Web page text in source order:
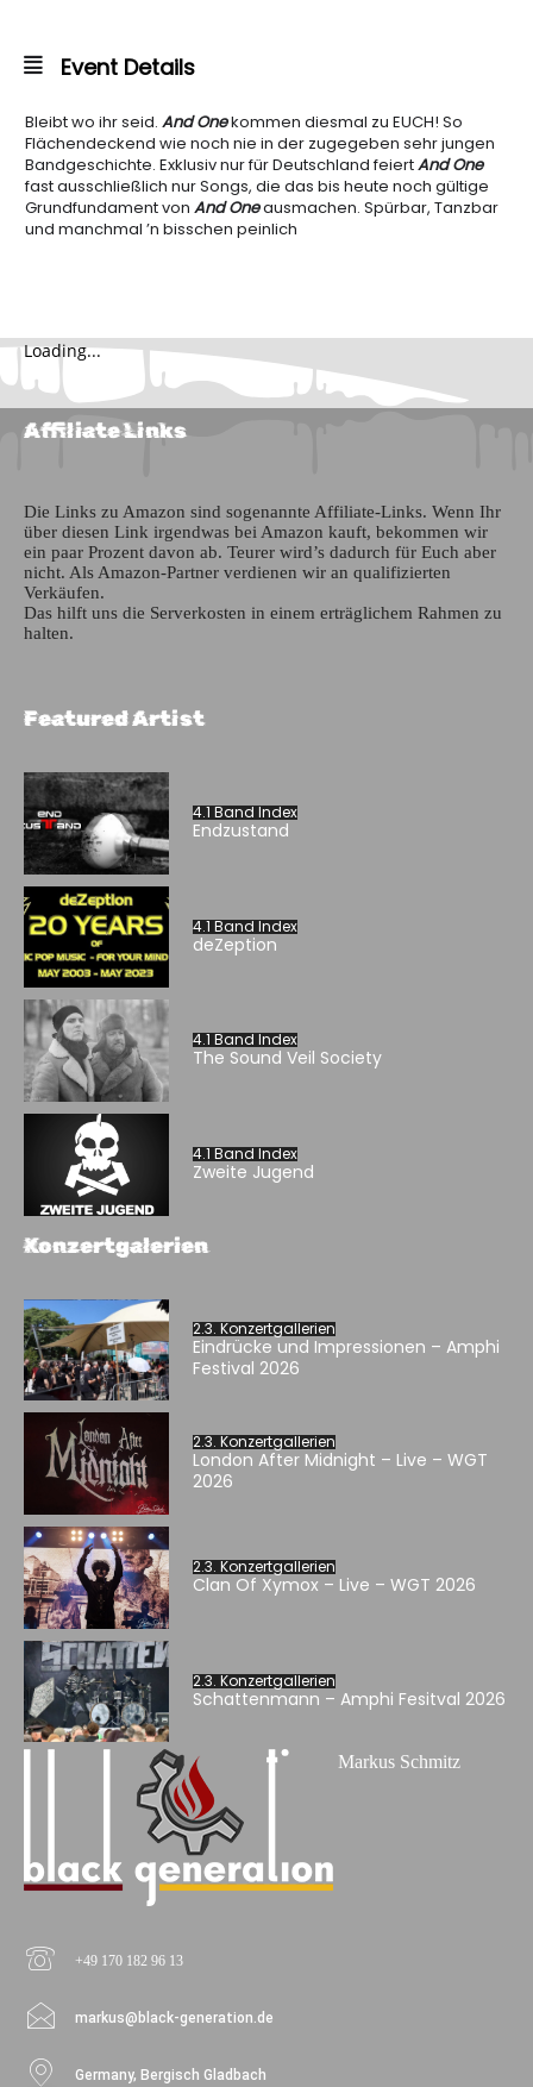
Event Details
Bleibt wo ihr seid. And Onekommen diesmal zu EUCH! So
Flächendeckend wie noch nie in der zugegeben sehr jungen
Bandgeschichte. Exklusiv nur für Deutschland feiertAnd One
fast ausschließlich nur Songs, die das bis heute noch gültige
Grundfundament von And Oneausmachen. Spürbar, Tanzbar
und manchmal ’n bisschen peinlich
Loading...
Affiliate Links
Die Links zu Amazon sind sogenannte Affiliate-Links. Wenn Ihr
über diesen Link irgendwas bei Amazon kauft, bekommen wir
ein paar Prozent davon ab. Teurer wird’s dadurch für Euch aber
nicht. Als Amazon-Partner verdienen wir an qualifizierten
Verkäufen.
Das hilft uns die Serverkosten in einem erträglichem Rahmen zu
halten.
Featured Artist
4.1 Band Index
Endzustand
4.1 Band Index
deZeption
4.1 Band Index
The Sound Veil Society
4.1 Band Index
Zweite Jugend
Konzertgalerien
2.3. Konzertgallerien
Eindrücke und Impressionen – Amphi
Festival 2026
2.3. Konzertgallerien
London After Midnight – Live – WGT
2026
2.3. Konzertgallerien
Clan Of Xymox – Live – WGT 2026
2.3. Konzertgallerien
Schattenmann – Amphi Fesitval 2026
Markus Schmitz
+49 170 182 96 13
markus@black-generation.de
Germany, Bergisch Gladbach